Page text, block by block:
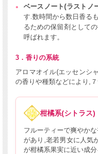
ベースノート(ラストノ
す.数時間から数日香る
るための保留剤として
呼ばれます。
3．香りの系統
アロマオイル(エッセンシ
の香りや種類などにより,
柑橘系(シトラス)
フルーティーで爽やか
があり,老若男女に人気
が柑橘系果実に近い成